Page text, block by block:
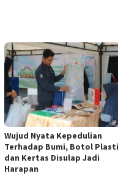
Wujud Nyata Kepedulian
Terhadap Bumi, Botol
dan Kertas Disulap Jadi
Harapan